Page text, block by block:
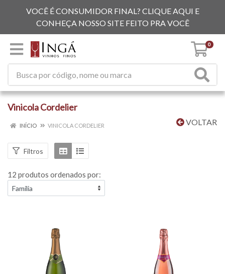
VOCÊ É CONSUMIDOR FINAL? CLIQUE AQUI E
CONHEÇA NOSSO SITE FEITO PRA VOCÊ
0
Vinicola Cordelier
VOLTAR
INÍCIO VINICOLA CORDELIER
Filtros
12 produtos ordenados por: